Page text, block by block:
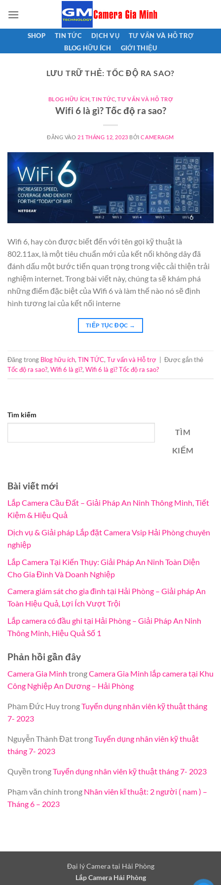
qua
nội
SHOP TIN TỨC DỊCH VỤ
TƯ VẤN VÀ HỖ TRỢ
BLOG HỮU ÍCH
GIỚI THIỆU
LƯU TRỮ THẺ:TỐC ĐỘ RA SAO?
BLOG HỮU ÍCH ,TIN TỨC ,TƯ VẤN VÀ HỖ TRỢ
Wifi 6 là gì? Tốc độ ra sao?
ĐĂNG VÀO 21 THÁNG 12, 2023 BỞICAMERAGM
Wifi 6, hay còn được biết đến với tên gọi kỹ thuật là
802.11ax, là một tiêu chuẩn mới của kết nối không dây đã
đánh dấu một bước tiến quan trọng trong việc cải thiện trải
nghiệm internet. Trong bài viết này, chúng ta sẽ khám phá
những điểm đặc biệt của Wifi 6 và làm thế nào nó sẽ định
hình tương lai của kết nối interne
TIẾP TỤC ĐỌC →
Đăng trong Blog hữu ích, TIN TỨC, Tư vấn và Hỗ trợ
Được gắn thẻ
Tốc độ ra sao?, Wifi 6 là gì?, Wifi 6 là gì? Tốc độ ra sao?
Tìm kiếm
TÌM
KIẾM
Bài viết mới
Lắp Camera Cầu Đất – Giải Pháp An Ninh Thông Minh, Tiết
Kiệm & Hiệu Quả
Dịch vụ & Giải pháp Lắp đặt Camera Vsip Hải Phòng chuyên
nghiệp
Lắp Camera Tại Kiến Thụy: Giải Pháp An Ninh Toàn Diện
Cho Gia Đình Và Doanh Nghiệp
Camera giám sát cho gia đình tại Hải Phòng – Giải pháp An
Toàn Hiệu Quả, Lợi Ích Vượt Trội
Lắp camera có đầu ghi tại Hải Phòng – Giải Pháp An Ninh
Thông Minh, Hiệu Quả Số 1
Phản hồi gần đây
Camera Gia Minh trongCamera Gia Minh lắp camera tại Khu
Công Nghiệp An Dương – Hải Phòng
Phạm Đức HuytrongTuyển dụng nhân viên kỹ thuật tháng
7- 2023
Nguyễn Thành ĐạttrongTuyển dụng nhân viên kỹ thuật
tháng 7- 2023
Quyền trongTuyển dụng nhân viên kỹ thuật tháng 7- 2023
Phạm văn chính trong Nhân viên kĩ thuật: 2 người ( nam ) –
Tháng 6 – 2023
Đại lý Camera tại Hải Phòng
Lắp Camera Hải Phòng